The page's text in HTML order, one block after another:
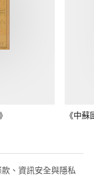
《中
、資訊安全與隱私